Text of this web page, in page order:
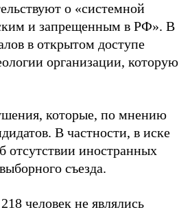
о «системной
и запрещенным в РФ». В
в открытом доступе
организации, которую
которые, по мнению
В частности, в иске
отсутствии иностранных
съезда.
человек не являлись